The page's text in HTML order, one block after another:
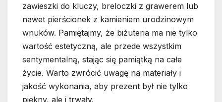
zawieszki do kluczy, breloczki z grawerem lub
nawet pierścionek z kamieniem urodzinowym
wnuków. Pamiętajmy, że biżuteria ma nie tylko
wartość estetyczną, ale przede wszystkim
sentymentalną, stając się pamiątką na całe
życie. Warto zwrócić uwagę na materiały i
jakość wykonania, aby prezent był nie tylko
piękny, ale i trwały.